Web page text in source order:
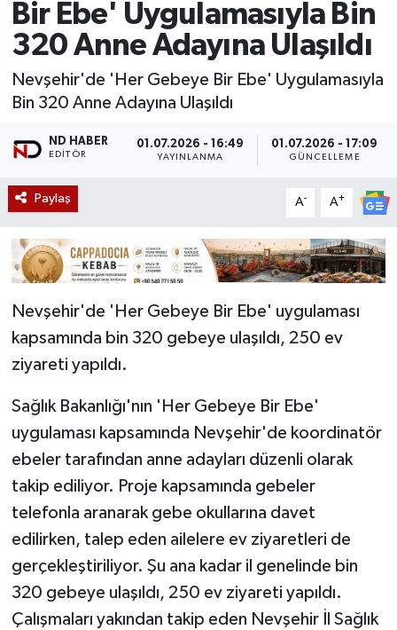
Bir Ebe' Uygulamasıyla Bin
320 Anne Adayına Ulaşıldı
Nevşehir'de 'Her Gebeye Bir Ebe' Uygulamasıyla
Bin 320 Anne Adayına Ulaşıldı
ND HABER
EDITÖR
01.07.2026 - 16:49
YAYINLANMA
01.07.2026 - 17:09
GÜNCELLEME
Paylaş A- A+
Nevşehir'de 'Her Gebeye Bir Ebe' uygulaması
kapsamında bin 320 gebeye ulaşıldı, 250 ev
ziyareti yapıldı.
Sağlık Bakanlığı'nın 'Her Gebeye Bir Ebe'
uygulaması kapsamında Nevşehir'de koordinatör
ebeler tarafından anne adayları düzenli olarak
takip ediliyor. Proje kapsamında gebeler
telefonla aranarak gebe okullarına davet
edilirken, talep eden ailelere ev ziyaretleri de
gerçekleştiriliyor. Şu ana kadar il genelinde bin
320 gebeye ulaşıldı, 250 ev ziyareti yapıldı.
Çalışmaları yakından takip eden Nevşehir İl Sağlık